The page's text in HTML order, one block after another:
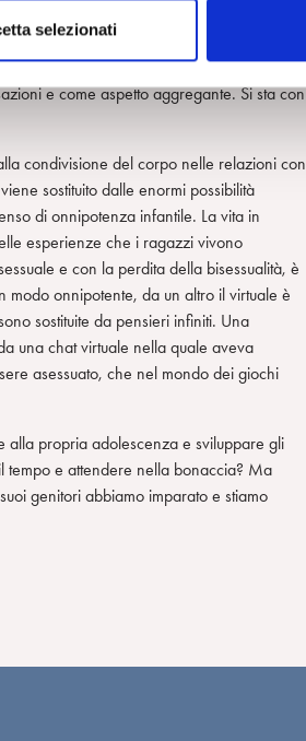
selezionati
che conferiscono senso di
parola “spietato” un senso di valore e
a tutto ciò, c’è una soluzione inquietante
e come aspetto aggregante. Si sta con
condivisione del corpo nelle relazioni con
sostituito dalle enormi possibilità
di onnipotenza infantile. La vita in
esperienze che i ragazzi vivono
e con la perdita della bisessualità, è
modo onnipotente, da un altro il virtuale è
sostituite da pensieri infiniti. Una
una chat virtuale nella quale aveva
asessuato, che nel mondo dei giochi
alla propria adolescenza e sviluppare gli
tempo e attendere nella bonaccia? Ma
genitori abbiamo imparato e stiamo